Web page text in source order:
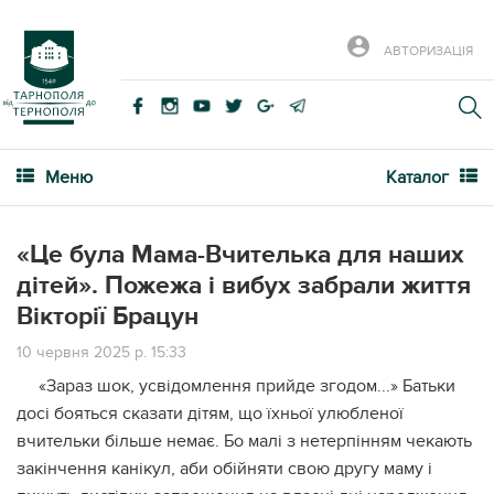
АВТОРИЗАЦІЯ
Меню Каталог
«Це була Мама-Вчителька для наших
дітей». Пожежа і вибух забрали життя
Вікторії Брацун
10 червня 2025 р. 15:33
«Зараз шок, усвідомлення прийде згодом...» Батьки
досі бояться сказати дітям, що їхньої улюбленої
вчительки більше немає. Бо малі з нетерпінням чекають
закінчення канікул, аби обійняти свою другу маму і